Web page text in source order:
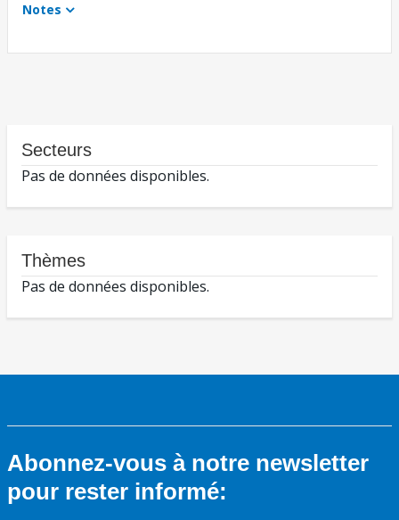
Notes
Secteurs
Pas de données disponibles.
Thèmes
Pas de données disponibles.
Abonnez-vous à notre newsletter
pour rester informé: